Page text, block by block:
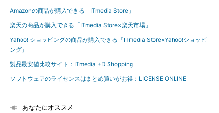
Amazonの商品が購入できる「ITmedia Store」
楽天の商品が購入できる「ITmedia Store×楽天市場」
Yahoo! ショッピングの商品が購入できる「ITmedia Store×Yahoo!ショッピ
ング」
製品最安値比較サイト：ITmedia +D Shopping
ソフトウェアのライセンスはまとめ買いがお得：LICENSE ONLINE
あなたにオススメ